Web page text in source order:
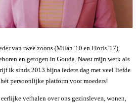
van twee zoons (Milan '10 en Floris '17),
en getogen in Gouda. Naast mijn werk als
ik sinds 2013 bijna iedere dag met veel liefde
persoonlijke platform voor moeders!
verhalen over ons gezinsleven, wonen,